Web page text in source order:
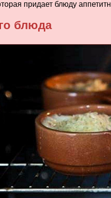
придает блюду
блюда